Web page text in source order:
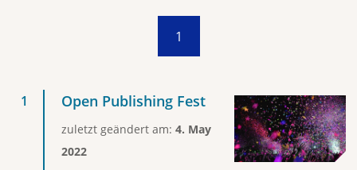
1
Open Publishing Fest
zuletzt geändert am: 4. May
2022